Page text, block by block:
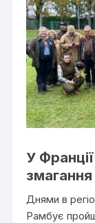
У
Днями в
Рамбує